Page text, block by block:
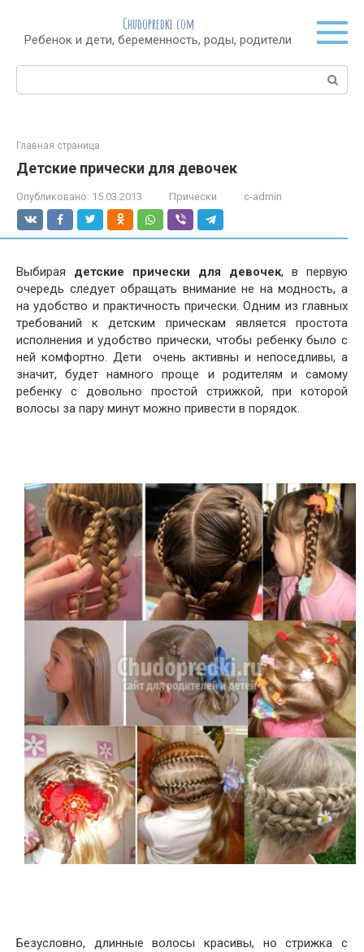
контенту
Chudopredki.com
Ребенок и дети, беременность, роды, родители
Поиск:
Главная страница
Детские прически для девочек
Опубликовано: 15.03.2013 Прически c-admin
Выбирая детские прически для девочек, в первую
очередь следует обращать внимание не на модность, а
на удобство и практичность прически. Одним из главных
требований к детским прическам является простота
исполнения и удобство прически, чтобы ребенку было с
ней комфортно. Дети очень активны и непоседливы, а
значит, будет намного проще и родителям и самому
ребенку с довольно простой стрижкой, при которой
волосы за пару минут можно привести в порядок.
Безусловно, длинные волосы красивы, но стрижка с